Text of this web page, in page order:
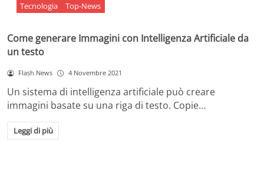
Tecnologia Top-News
Come generare Immagini con Intelligenza Artificiale da
un testo
Flash News 4 Novembre 2021
Un sistema di intelligenza artificiale può creare
immagini basate su una riga di testo. Copie…
Leggi di più